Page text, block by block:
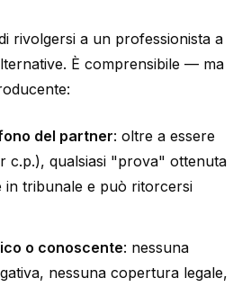
rivolgersi a un professionista a
È comprensibile — ma
del partner: oltre a essere
c.p.), qualsiasi "prova" ottenuta
in tribunale e può ritorcersi
o conoscente: nessuna
nessuna copertura legale,